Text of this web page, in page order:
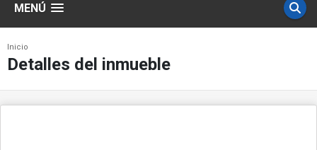
MENÚ
Inicio
Detalles del inmueble